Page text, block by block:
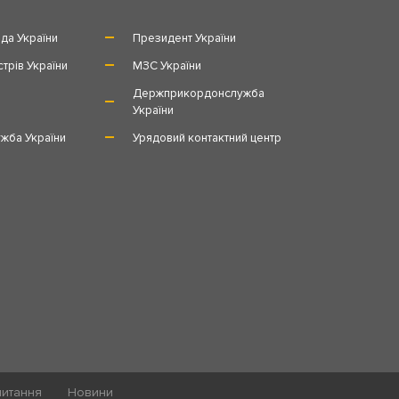
України
Президент України
України
МЗС України
Держприкордонслужба
України
України
Урядовий контактний центр
Новини